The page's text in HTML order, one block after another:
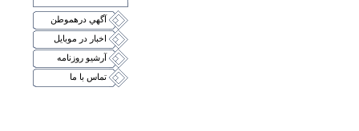
آگهي درهموطن
اخبار در موبايل
آرشيو روزنامه
تماس با ما